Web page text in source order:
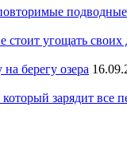
стоит угощать
берегу озера
зарядит все